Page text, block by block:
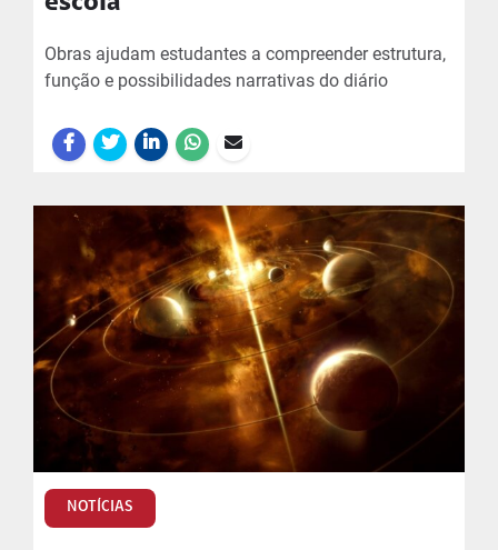
Obras ajudam estudantes a compreender estrutura,
função e possibilidades narrativas do diário
NOTÍCIAS